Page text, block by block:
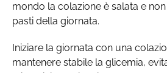
mondo la colazione è salata e
pasti della giornata.
Iniziare la giornata con una
mantenere stabile la glicemia,